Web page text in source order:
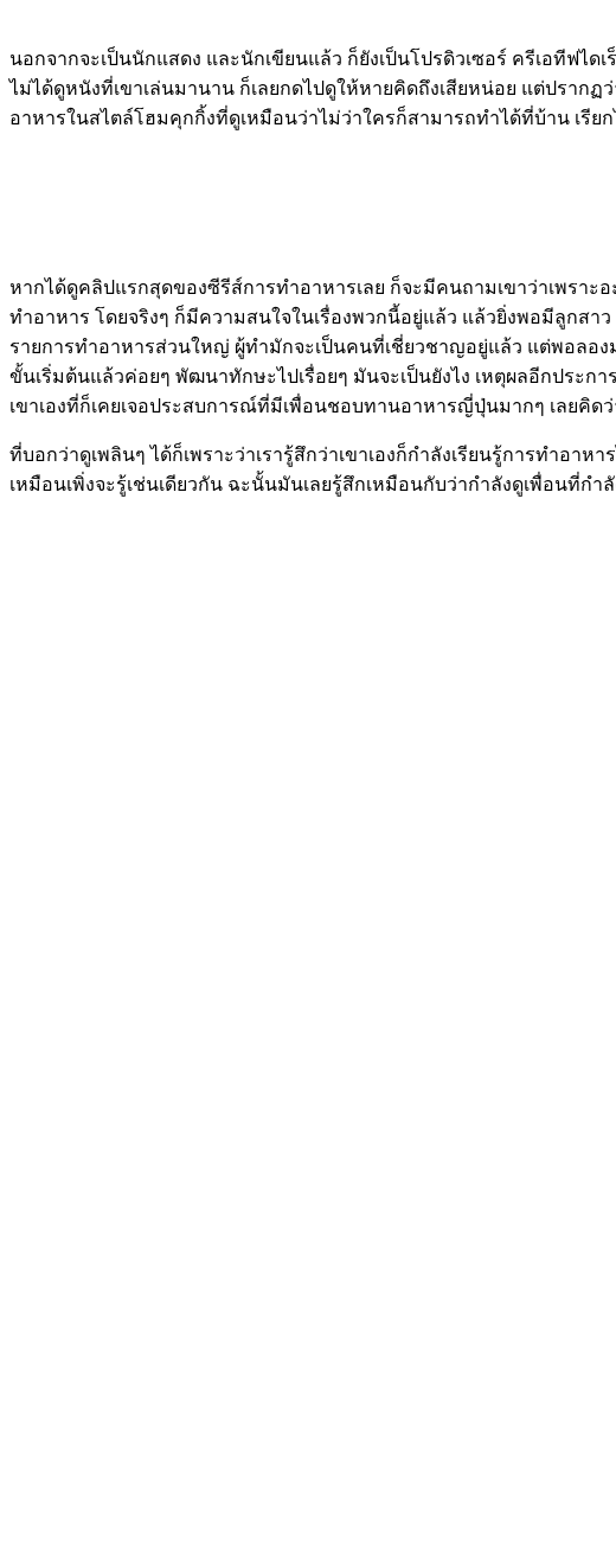
นอกจากจะเป็นนักแสดง และนักเขียนแล้ว ก็ยังเป็นโปรดิวเซอร์ ครีเอทีฟไ
ไม่ได้ดูหนังที่เขาเล่นมานาน ก็เลยกดไปดูให้หายคิดถึงเสียหน่อย แต่ปราก
อาหารในสไตล์โฮมคุกกิ้งที่ดูเหมือนว่าไม่ว่าใครก็สามารถทำได้ที่บ้าน เรีย
หากได้ดูคลิปแรกสุดของซีรีส์การทำอาหารเลย ก็จะมีคนถามเขาว่าเพราะ
ทำอาหาร โดยจริงๆ ก็มีความสนใจในเรื่องพวกนี้อยู่แล้ว แล้วยิ่งพอมีลูกสาว
รายการทำอาหารส่วนใหญ่ ผู้ทำมักจะเป็นคนที่เชี่ยวชาญอยู่แล้ว แต่พอลอง
ขั้นเริ่มต้นแล้วค่อยๆ พัฒนาทักษะไปเรื่อยๆ มันจะเป็นยังไง เหตุผลอีกปร
เขาเองที่ก็เคยเจอประสบการณ์ที่มีเพื่อนชอบทานอาหารญี่ปุ่นมากๆ เลยคิด
ที่บอกว่าดูเพลินๆ ได้ก็เพราะว่าเรารู้สึกว่าเขาเองก็กำลังเรียนรู้การทำอา
เหมือนเพิ่งจะรู้เช่นเดียวกัน ฉะนั้นมันเลยรู้สึกเหมือนกับว่ากำลังดูเพื่อนที่ก